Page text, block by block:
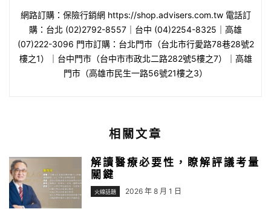
網路訂購：保險行銷網 https://shop.advisers.com.tw 電話訂
購：台北 (02)2792-8557｜台中 (04)2254-8325｜高雄
(07)222-3096 門市訂購：台北門市（台北市行愛路78巷28號2
樓之1）｜台中門市（台中市市政北二路282號5樓之7）｜高雄
門市（高雄市民生一路56號21樓之3）
相關文章
解讀醫療必要性，瞭解評議考量
關鍵
火線話題 2026 年 8 月 1 日